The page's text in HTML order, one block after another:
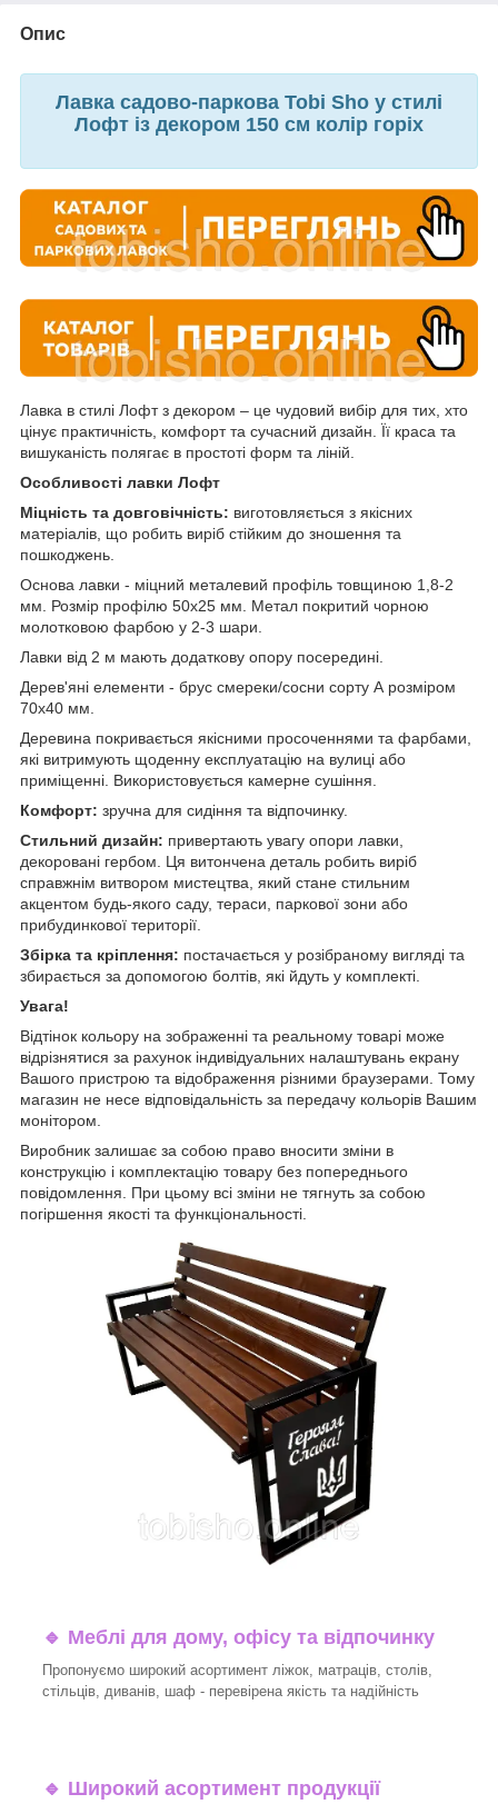
Опис
Лавка садово-паркова Tobi Sho у стилі
Лофт із декором 150 см колір горіх
Лавка в стилі Лофт з декором – це чудовий вибір для тих, хто
цінує практичність, комфорт та сучасний дизайн. Її краса та
вишуканість полягає в простоті форм та ліній.
Особливості лавки Лофт
Міцність та довговічність: виготовляється з якісних
матеріалів, що робить виріб стійким до зношення та
пошкоджень.
Основа лавки - міцний металевий профіль товщиною 1,8-2
мм. Розмір профілю 50х25 мм. Метал покритий чорною
молотковою фарбою у 2-3 шари.
Лавки від 2 м мають додаткову опору посередині.
Дерев'яні елементи - брус смереки/сосни сорту А розміром
70х40 мм.
Деревина покривається якісними просоченнями та фарбами,
які витримують щоденну експлуатацію на вулиці або
приміщенні. Використовується камерне сушіння.
Комфорт: зручна для сидіння та відпочинку.
Стильний дизайн: привертають увагу опори лавки,
декоровані гербом. Ця витончена деталь робить виріб
справжнім витвором мистецтва, який стане стильним
акцентом будь-якого саду, тераси, паркової зони або
прибудинкової території.
Збірка та кріплення: постачається у розібраному вигляді та
збирається за допомогою болтів, які йдуть у комплекті.
Увага!
Відтінок кольору на зображенні та реальному товарі може
відрізнятися за рахунок індивідуальних налаштувань екрану
Вашого пристрою та відображення різними браузерами. Тому
магазин не несе відповідальність за передачу кольорів Вашим
монітором.
Виробник залишає за собою право вносити зміни в
конструкцію і комплектацію товару без попереднього
повідомлення. При цьому всі зміни не тягнуть за собою
погіршення якості та функціональності.
🔹 Меблі для дому, офісу та відпочинку
Пропонуємо широкий асортимент ліжок, матраців, столів,
стільців, диванів, шаф - перевірена якість та надійність
🔹 Широкий асортимент продукції